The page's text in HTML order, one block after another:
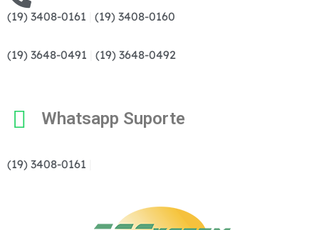
(19) 3408-0161 (19) 3408-0160
(19) 3648-0491 (19) 3648-0492
Whatsapp Suporte
(19) 3408-0161